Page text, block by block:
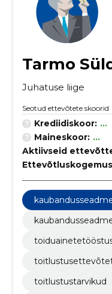
Tarmo
Juhatuse liige
Seotud ettevõtete skoorid
Krediidiskoor: ...
Maineskoor: ...
Aktiivseid
toitlustustarvikud